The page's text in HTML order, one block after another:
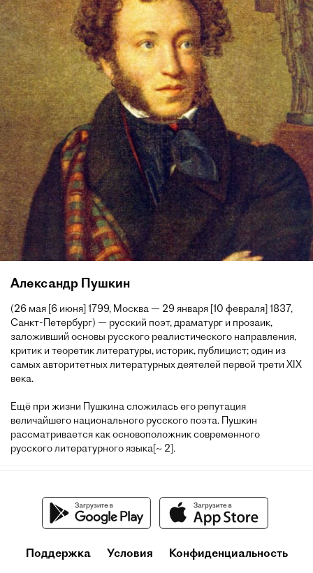
Александр Пушкин
(26 мая [6 июня] 1799, Москва — 29 января [10 февраля] 1837,
Санкт-Петербург) — русский поэт, драматург и прозаик,
заложивший основы русского реалистического направления,
критик и теоретик литературы, историк, публицист; один из
самых авторитетных литературных деятелей первой трети XIX
века.
Ещё при жизни Пушкина сложилась его репутация
величайшего национального русского поэта. Пушкин
рассматривается как основоположник современного
русского литературного языка[~ 2].
Поддержка Условия Конфиденциальность